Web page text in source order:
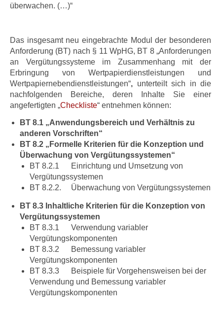
überwachen. (…)“
Das insgesamt neu eingebrachte Modul der besonderen
Anforderung (BT) nach § 11 WpHG, BT 8 „Anforderungen
an Vergütungssysteme im Zusammenhang mit der
Erbringung von Wertpapier­dienstleistungen und
Wertpapiernebendienstleistungen“, unterteilt sich in die
nachfolgenden Bereiche, deren Inhalte Sie einer
angefertigten „Checkliste“ entnehmen können:
BT 8.1 „Anwendungsbereich und Verhältnis zu
anderen Vorschriften“
BT 8.2 „Formelle Kriterien für die Konzeption und
Überwachung von Vergütungssystemen“
BT 8.2.1 Einrichtung und Umsetzung von
Vergütungssystemen
BT 8.2.2. Überwachung von Vergütungssystemen
BT 8.3 Inhaltliche Kriterien für die Konzeption von
Vergütungssystemen
BT 8.3.1 Verwendung variabler
Vergütungskomponenten
BT 8.3.2 Bemessung variabler
Vergütungskomponenten
BT 8.3.3 Beispiele für Vorgehensweisen bei der
Verwendung und Bemessung variabler
Vergütungskomponenten